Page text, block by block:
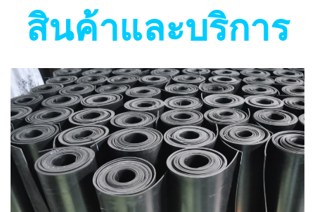
สินค้าและบริการ